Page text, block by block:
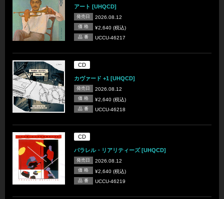
アート [UHQCD]
発売日 2026.08.12
価 格 ¥2,640 (税込)
品 番 UCCU-46217
CD
カヴァード +1 [UHQCD]
発売日 2026.08.12
価 格 ¥2,640 (税込)
品 番 UCCU-46218
CD
パラレル・リアリティーズ [UHQCD]
発売日 2026.08.12
価 格 ¥2,640 (税込)
品 番 UCCU-46219